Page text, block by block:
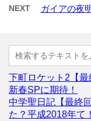
NEXT ガイアの夜
下町ロケット2【
新春SPに期待！
中学聖日記【最終
た？平成2018年て！